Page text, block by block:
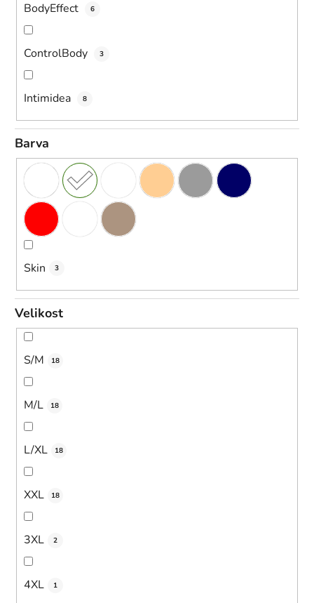
BodyEffect 6
ControlBody 3
Intimidea 8
Barva
Skin 3
Velikost
S/M 18
M/L 18
L/XL 18
XXL 18
3XL 2
4XL 1